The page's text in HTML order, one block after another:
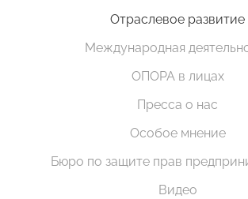
Отраслевое развитие
Международная
ОПОРА в лицах
Пресса о нас
Особое мнение
Бюро по защите прав
Видео